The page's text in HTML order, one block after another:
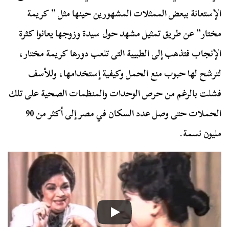
الإستعانة ببعض الممثلات المشهورين حينها مثل ” كريمة
مختار” عن طريق تمثيل مشهد حول سيدة وزوجها يعانوا كثرة
الإنجاب فتذهب إلى الطبيبة التى تلعب دورها كريمة مختار،
لترشح لها حبوب منع الحمل وكيفية إستخدامها، وللأسف
فشلت بالرغم من حرص الوحدات والمنظمات الصحية على تلك
الحملات حتى وصل عدد السكان في مصر إلى أكثر من 90
مليون نسمة.